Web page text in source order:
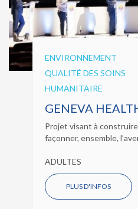
ENVIRONNEMENT
QUALITÉ DES SOINS
HUMANITAIRE
GENEVA
Projet visant à
façonner, ensemble,
ADULTES
PLUS D'INFOS